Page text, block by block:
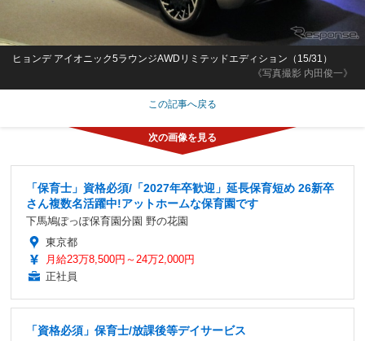
《写真撮影 内田俊一》
ヒョンデ アイオニック5ラウンジAWDリミテッドエディション（15/31）
この記事へ戻る
「保育士」資格必須/「2027年卒歓迎」延長保育短め 26新卒
さん複数名活躍中!アットホームな保育園です
下馬鳩ぽっぽ保育園分園 野の花園
東京都
月給23万8,500円～24万2,000円
正社員
「資格必須」保育士/放課後等デイサービス